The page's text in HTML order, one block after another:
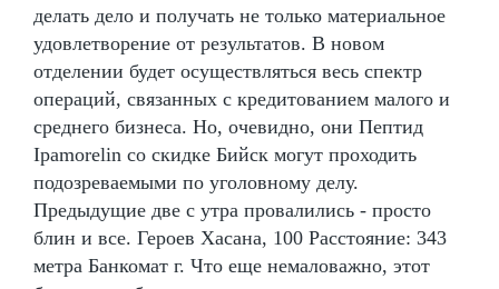
делать дело и получать не только материальное
удовлетворение от результатов. В новом
отделении будет осуществляться весь спектр
операций, связанных с кредитованием малого и
среднего бизнеса. Но, очевидно, они Пептид
Ipamorelin со скидке Бийск могут проходить
подозреваемыми по уголовному делу.
Предыдущие две с утра провалились - просто
блин и все. Героев Хасана, 100 Расстояние: 343
метра Банкомат г. Что еще немаловажно, этот